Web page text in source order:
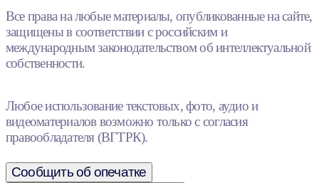
Все права на любые материалы, опубликованные на сайте,
защищены в соответствии с российским и
международным законодательством об интеллектуальной
собственности.
Любое использование текстовых, фото, аудио и
видеоматериалов возможно только с согласия
правообладателя (ВГТРК).
Сообщить об опечатке